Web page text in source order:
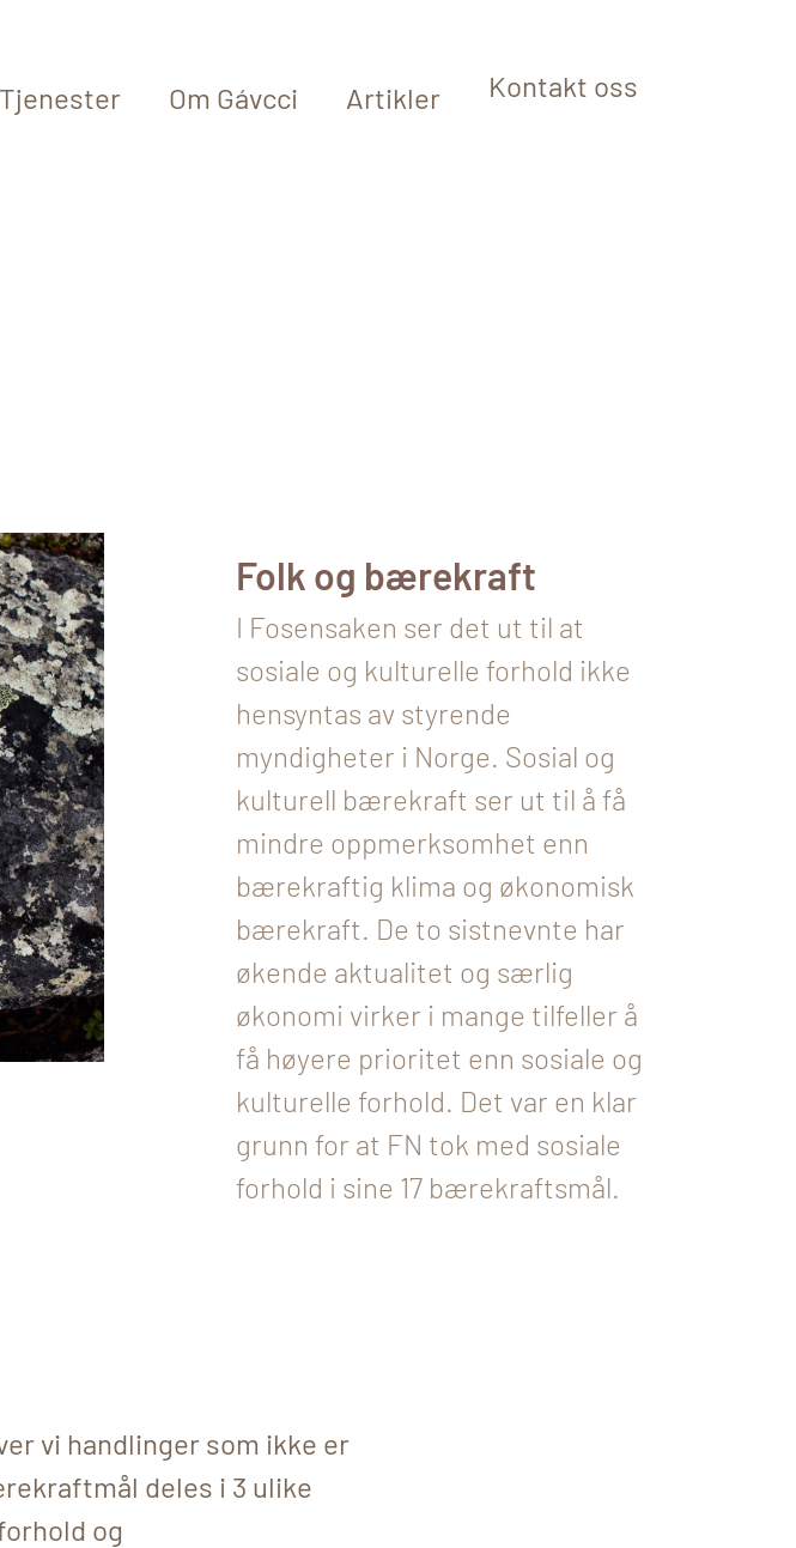
Tjenester Om Gávcci Artikler Kontakt oss
Folk og bærekraft
I Fosensaken ser det ut til at
sosiale og kulturelle forhold ikke
hensyntas av styrende
myndigheter i Norge. Sosial og
kulturell bærekraft ser ut til å få
mindre oppmerksomhet enn
bærekraftig klima og økonomisk
bærekraft. De to sistnevnte har
økende aktualitet og særlig
økonomi virker i mange tilfeller å
få høyere prioritet enn sosiale og
kulturelle forhold. Det var en klar
grunn for at FN tok med sosiale
forhold i sine 17 bærekraftsmål.
vi handlinger som ikke er
deles i 3 ulike
og